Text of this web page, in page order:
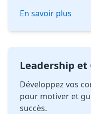
En savoir plus
Leadership et
Développez vos
pour motiver et
succès.